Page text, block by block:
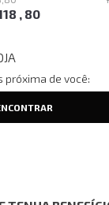
, 80
próxima de você: